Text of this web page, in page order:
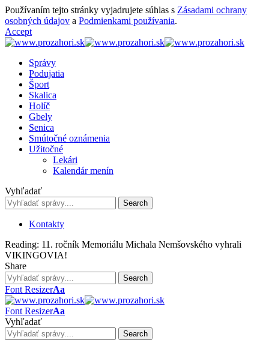
Používaním tejto stránky vyjadrujete súhlas s Zásadami ochrany
osobných údajov a Podmienkami používania.
Accept
Správy
Podujatia
Šport
Skalica
Holíč
Gbely
Senica
Smútočné oznámenia
Užitočné
Lekári
Kalendár menín
Vyhľadať
Kontakty
Reading: 11. ročník Memoriálu Michala Nemšovského vyhrali
VIKINGOVIA!
Share
Font ResizerAa
Font ResizerAa
Vyhľadať